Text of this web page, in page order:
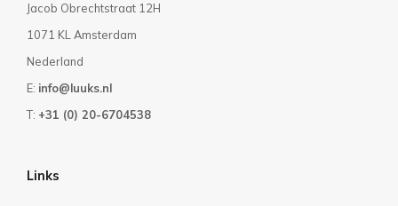
Jacob Obrechtstraat 12H
1071 KL Amsterdam
Nederland
E: info@luuks.nl
T: +31 (0) 20-6704538
Links